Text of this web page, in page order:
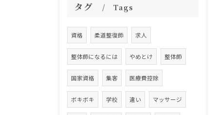
タグ Tags
資格 柔道整復師 求人
整体師になるには やめとけ 整体師
国家資格 集客 医療費控除
ボキボキ 学校 違い マッサージ